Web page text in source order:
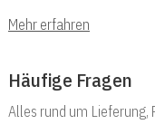
Mehr erfahren
Häufige Fragen
Alles rund um Lieferung,